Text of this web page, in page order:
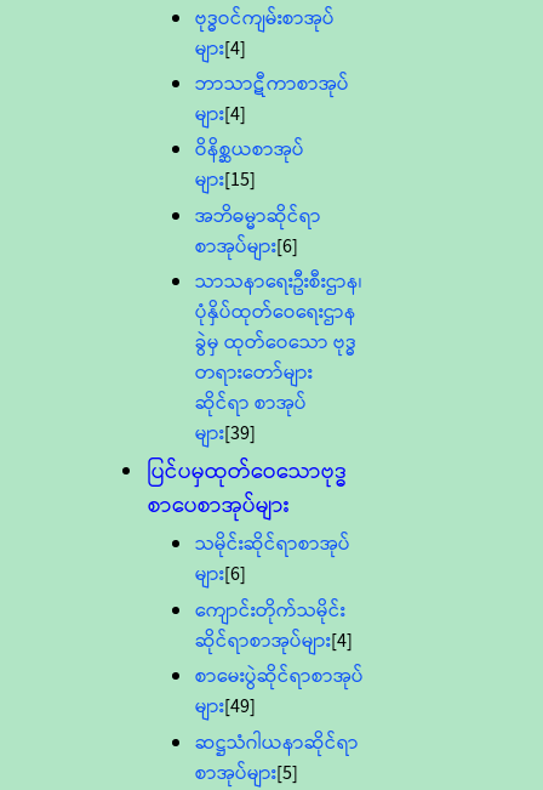
ဗုဒ္ဓဝင်ကျမ်းစာအုပ်
များ[4]
ဘာသာဋီကာစာအုပ်
များ[4]
ဝိနိစ္ဆယစာအုပ်
များ[15]
အဘိဓမ္မာဆိုင်ရာ
စာအုပ်များ[6]
သာသနာရေးဦးစီးဌာန၊
ပုံနှိပ်ထုတ်ဝေရေးဌာန
ခွဲမှ ထုတ်ဝေသော ဗုဒ္ဓ
တရားတော်များ
ဆိုင်ရာ စာအုပ်
များ[39]
ပြင်ပမှထုတ်ဝေသောဗုဒ္ဓ
စာပေစာအုပ်များ
သမိုင်းဆိုင်ရာစာအုပ်
များ[6]
ကျောင်းတိုက်သမိုင်း
ဆိုင်ရာစာအုပ်များ[4]
စာမေးပွဲဆိုင်ရာစာအုပ်
များ[49]
ဆဋ္ဌသံဂါယနာဆိုင်ရာ
စာအုပ်များ[5]